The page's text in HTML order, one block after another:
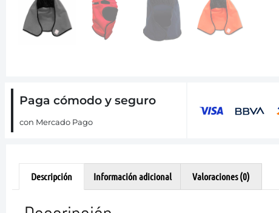
Paga cómodo y seguro
con Mercado Pago
Descripción Información adicional Valoraciones (0)